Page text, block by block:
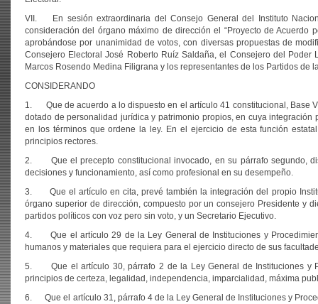
VII. En sesión extraordinaria del Consejo General del Instituto
consideración del órgano máximo de dirección el “Proyecto de
aprobándose por unanimidad de votos, con diversas propuestas de
Consejero Electoral José Roberto Ruíz Saldaña, el Consejero del
Marcos Rosendo Medina Filigrana y los representantes de los Partidos
CONSIDERANDO
1. Que de acuerdo a lo dispuesto en el artículo 41 constitucional, Base
dotado de personalidad jurídica y patrimonio propios, en cuya
en los términos que ordene la ley. En el ejercicio de esta función
principios rectores.
2. Que el precepto constitucional invocado, en su párrafo segundo,
decisiones y funcionamiento, así como profesional en su desempeño.
3. Que el artículo en cita, prevé también la integración del propio
órgano superior de dirección, compuesto por un consejero Presidente y
partidos políticos con voz pero sin voto, y un Secretario Ejecutivo.
4. Que el artículo 29 de la Ley General de Instituciones y
humanos y materiales que requiera para el ejercicio directo de sus
5. Que el artículo 30, párrafo 2 de la Ley General de Instituciones y
principios de certeza, legalidad, independencia, imparcialidad, máxima
6. Que el artículo 31, párrafo 4 de la Ley General de Instituciones y